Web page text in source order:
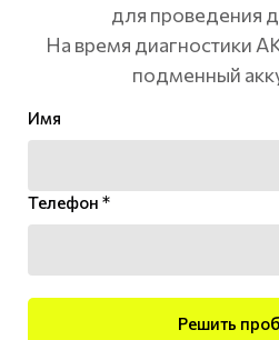
для проведения
На время диагностики
подменный
Имя
Телефон *
Решить